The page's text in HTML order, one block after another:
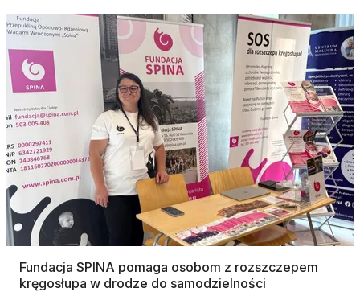
Fundacja SPINA pomaga osobom z rozszczepem
kręgosłupa w drodze do samodzielności